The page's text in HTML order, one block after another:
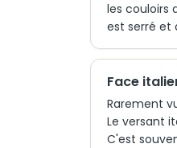
les couloirs
est serré et
Face
Rarement
Le versant
C'est